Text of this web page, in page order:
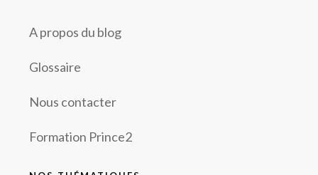
A propos du blog
Glossaire
Nous contacter
Formation Prince2